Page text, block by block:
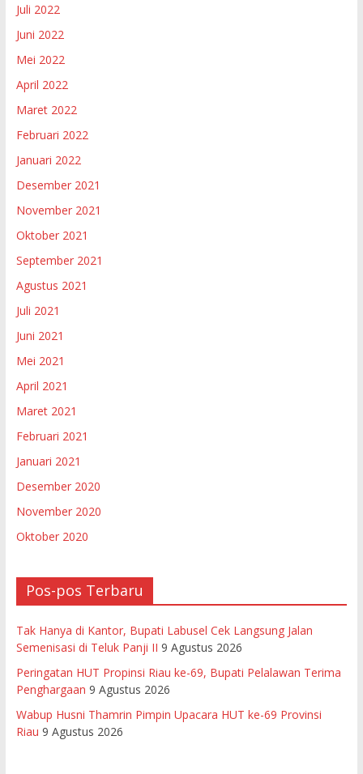
Juli 2022
Juni 2022
Mei 2022
April 2022
Maret 2022
Februari 2022
Januari 2022
Desember 2021
November 2021
Oktober 2021
September 2021
Agustus 2021
Juli 2021
Juni 2021
Mei 2021
April 2021
Maret 2021
Februari 2021
Januari 2021
Desember 2020
November 2020
Oktober 2020
Pos-pos Terbaru
Tak Hanya di Kantor, Bupati Labusel Cek Langsung Jalan
Semenisasi di Teluk Panji II 9 Agustus 2026
Peringatan HUT Propinsi Riau ke-69, Bupati Pelalawan Terima
Penghargaan 9 Agustus 2026
Wabup Husni Thamrin Pimpin Upacara HUT ke-69 Provinsi
Riau 9 Agustus 2026